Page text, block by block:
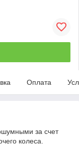
Оплата
за счет
колеса.